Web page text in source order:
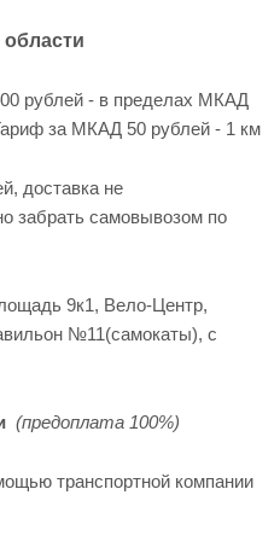
рублей - в пределах МКАД
за МКАД 50 рублей - 1 км
доставка не
забрать самовывозом по
9к1, Вело-Центр,
№11(cамокаты), с
(предоплата 100%)
транспортной компании